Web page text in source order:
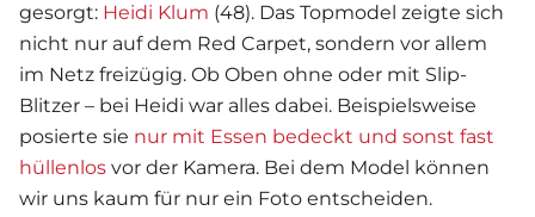
gesorgt: Heidi Klum (48). Das Topmodel zeigte sich
nicht nur auf dem Red Carpet, sondern vor allem
im Netz freizügig. Ob Oben ohne oder mit Slip-
Blitzer – bei Heidi war alles dabei. Beispielsweise
posierte sie nur mit Essen bedeckt und sonst fast
hüllenlos vor der Kamera. Bei dem Model können
wir uns kaum für nur ein Foto entscheiden.